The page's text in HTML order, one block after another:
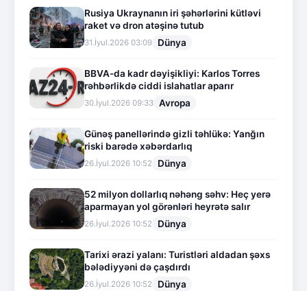
Rusiya Ukraynanın iri şəhərlərini kütləvi
raket və dron atəşinə tutub
31.İyul.2026 03:09 Dünya
BBVA-da kadr dəyişikliyi: Karlos Torres
rəhbərlikdə ciddi islahatlar aparır
30.İyul.2026 09:33 Avropa
Günəş panellərində gizli təhlükə: Yanğın
riski barədə xəbərdarlıq
26.İyul.2026 10:52 Dünya
52 milyon dollarlıq nəhəng səhv: Heç yerə
aparmayan yol görənləri heyrətə salır
26.İyul.2026 10:52 Dünya
Tarixi ərazi yalanı: Turistləri aldadan şəxs
bələdiyyəni də çaşdırdı
26.İyul.2026 10:52 Dünya